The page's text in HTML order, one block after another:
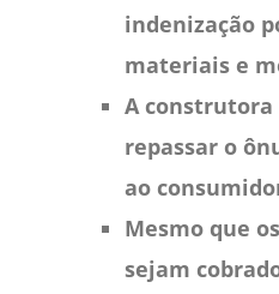
indenização
materiais e
A construtora
repassar o
ao
Mesmo que
sejam